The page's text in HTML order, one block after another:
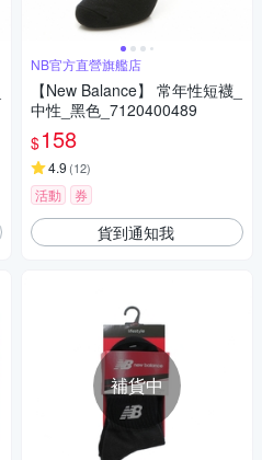
NB官方直營旗艦店
【New Balance】 常年性短襪_
中性_黑色_7120400489
$158
4.9 (12)
活動 券
貨到通知我
補貨中